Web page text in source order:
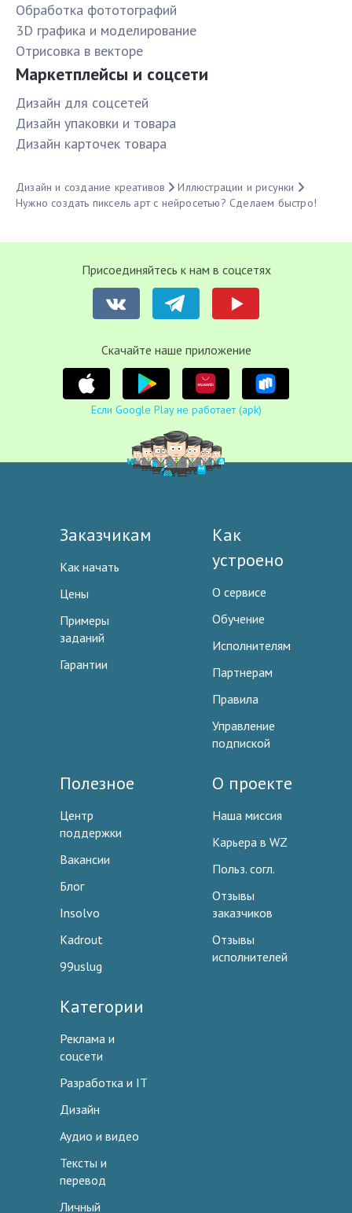
Обработка фототографий
3D графика и моделирование
Отрисовка в векторе
Маркетплейсы и соцсети
Дизайн для соцсетей
Дизайн упаковки и товара
Дизайн карточек товара
Дизайн и создание креативов
Иллюстрации и рисунки
Нужно создать пиксель арт с нейросетью? Сделаем быстро!
Присоединяйтесь к нам в соцсетях
Cкачайте наше приложение
Если Google Play не работает (apk)
Заказчикам
Как начать
Цены
Примеры
заданий
Гарантии
Как
устроено
О сервисе
Обучение
Исполнителям
Партнерам
Правила
Управление
подпиской
Полезное
Центр
поддержки
Вакансии
Блог
Insolvo
Kadrout
99uslug
О проекте
Наша миссия
Карьера в WZ
Польз. согл.
Отзывы
заказчиков
Отзывы
исполнителей
Категории
Реклама и
соцсети
Разработка и IT
Дизайн
Аудио и видео
Тексты и
перевод
Личный